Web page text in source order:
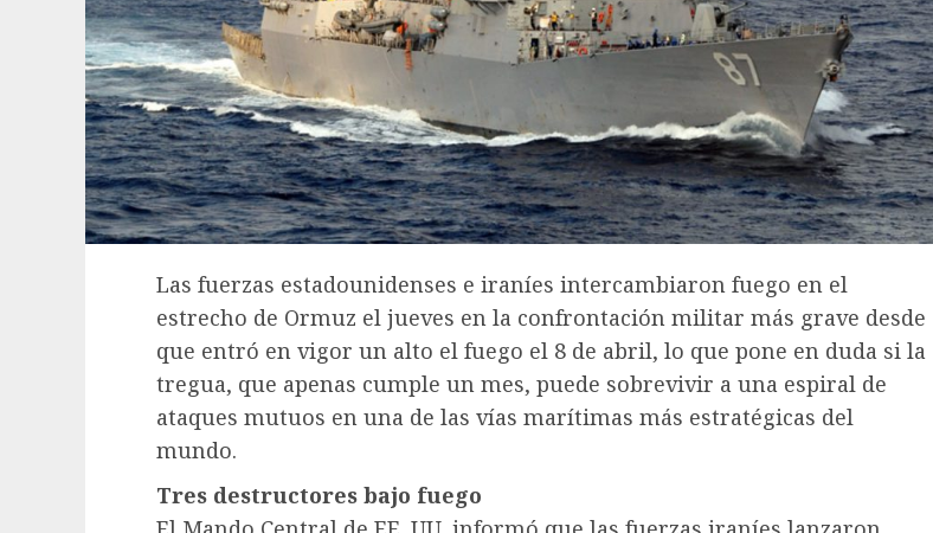
Las fuerzas estadounidenses e iraníes intercambiaron fuego en el
estrecho de Ormuz el jueves en la confrontación militar más grave desde
que entró en vigor un alto el fuego el 8 de abril, lo que pone en duda si la
tregua, que apenas cumple un mes, puede sobrevivir a una espiral de
ataques mutuos en una de las vías marítimas más estratégicas del
mundo.
Tres destructores bajo fuego